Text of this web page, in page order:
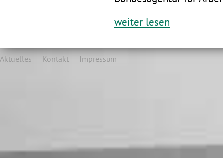
weiter lesen
Aktuelles Kontakt Impressum